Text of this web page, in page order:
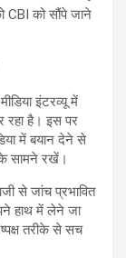
CBI को सौंपे जाने
इंटरव्यू में
रहा है। इस पर
में बयान देने से
के सामने रखें।
से जांच प्रभावित
हाथ में लेने जा
तरीके से सच